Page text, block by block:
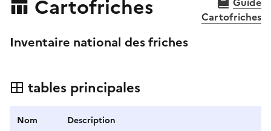
Cartofriches
Inventaire national des friches
Cartofriches
tables principales
Nom Description